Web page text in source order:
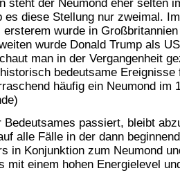
steht der Neumond eher selten
es diese Stellung nur zweimal.
wurde in
wurde Donald Trump als
man in der Vergangenheit
bedeutsame Ereignisse
häufig ein Neumond im
passiert, bleibt
alle Fälle in der dann
in Konjunktion zum Neumond
mit einem hohen Energielevel